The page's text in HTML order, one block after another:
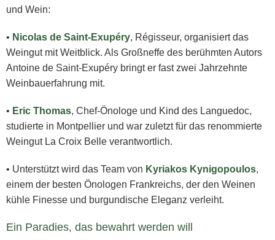
und Wein:
• Nicolas de Saint-Exupéry, Régisseur, organisiert das
Weingut mit Weitblick. Als Großneffe des berühmten Autors
Antoine de Saint-Exupéry bringt er fast zwei Jahrzehnte
Weinbauerfahrung mit.
• Eric Thomas, Chef-Önologe und Kind des Languedoc,
studierte in Montpellier und war zuletzt für das renommierte
Weingut La Croix Belle verantwortlich.
• Unterstützt wird das Team von Kyriakos Kynigopoulos,
einem der besten Önologen Frankreichs, der den Weinen
kühle Finesse und burgundische Eleganz verleiht.
Ein Paradies, das bewahrt werden will